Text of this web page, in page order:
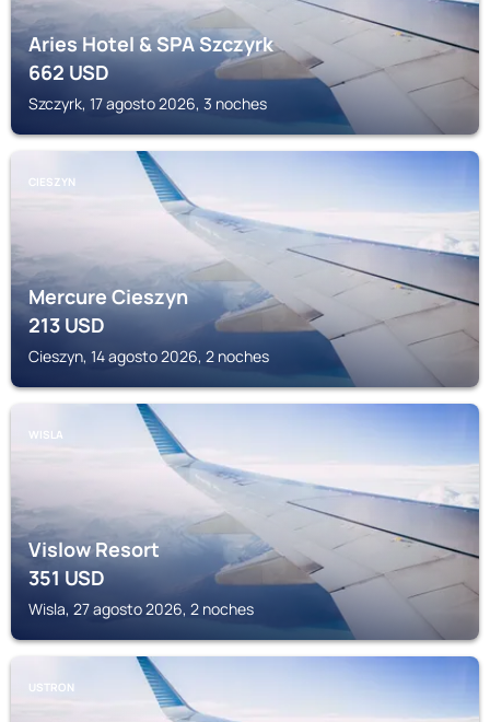
Aries Hotel & SPA Szczyrk
662USD
Szczyrk, 17 agosto 2026, 3 noches
CIESZYN
Mercure Cieszyn
213USD
Cieszyn, 14 agosto 2026, 2 noches
WISLA
Vislow Resort
351USD
Wisla, 27 agosto 2026, 2 noches
USTRON